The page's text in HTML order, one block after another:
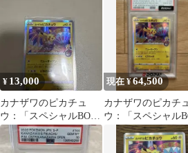
ザワオープン記念…
¥ 13,000
カナザワのピカチュ
ウ：「スペシャルBOX
ポケモンセンターカナ
ザワオープン記念…
現在 ¥64,500
カナザワのピカチ
ウ：「スペシャル
ポケモンセンター
ザワオープン記念